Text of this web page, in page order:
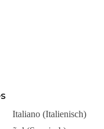
Italiano (Italienisch)